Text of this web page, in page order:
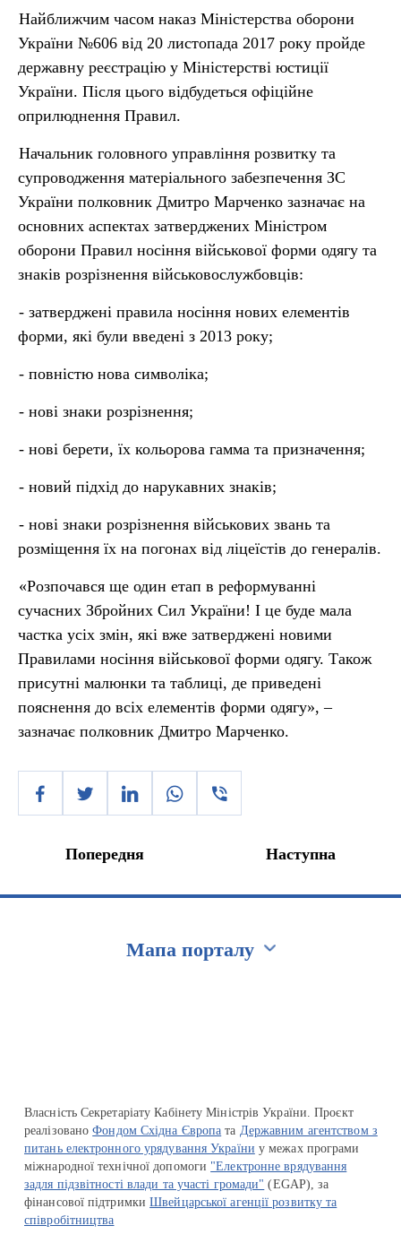
Найближчим часом наказ Міністерства оборони
України №606 від 20 листопада 2017 року пройде
державну реєстрацію у Міністерстві юстиції
України. Після цього відбудеться офіційне
оприлюднення Правил.
Начальник головного управління розвитку та
супроводження матеріального забезпечення ЗС
України полковник Дмитро Марченко зазначає на
основних аспектах затверджених Міністром
оборони Правил носіння військової форми одягу та
знаків розрізнення військовослужбовців:
- затверджені правила носіння нових елементів
форми, які були введені з 2013 року;
- повністю нова символіка;
- нові знаки розрізнення;
- нові берети, їх кольорова гамма та призначення;
- новий підхід до нарукавних знаків;
- нові знаки розрізнення військових звань та
розміщення їх на погонах від ліцеїстів до генералів.
«Розпочався ще один етап в реформуванні
сучасних Збройних Сил України! І це буде мала
частка усіх змін, які вже затверджені новими
Правилами носіння військової форми одягу. Також
присутні малюнки та таблиці, де приведені
пояснення до всіх елементів форми одягу», –
зазначає полковник Дмитро Марченко.
Попередня Наступна
Мапа порталу
Власність Секретаріату Кабінету Міністрів України. Проєкт
реалізованоФондом Східна Європа та Державним агентством з
питань електронного урядування України у межах програми
міжнародної технічної допомоги "Електронне врядування
задля підзвітності влади та участі громади" (EGAP), за
фінансової підтримкиШвейцарської агенції розвитку та
співробітництва